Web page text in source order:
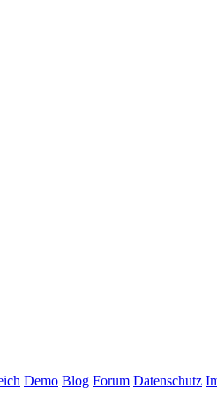
Demo Blog Forum Datenschutz